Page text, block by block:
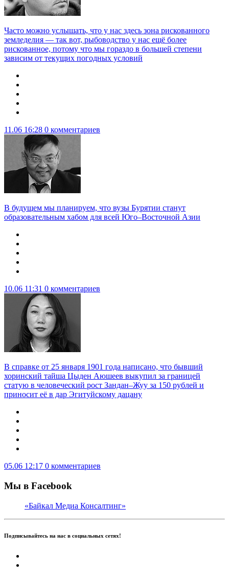
Часто можно услышать, что у нас здесь зона рискованного
земледелия — так вот, рыбоводство у нас ещё более
рискованное, потому что мы гораздо в большей степени
зависим от текущих погодных условий
11.06 16:28 0 комментариев
В будущем мы планируем, что вузы Бурятии станут
образовательным хабом для всей Юго–Восточной Азии
10.06 11:31 0 комментариев
В справке от 25 января 1901 года написано, что бывший
хоринский тайша Цыден Аюшеев выкупил за границей
статую в человеческий рост Зандан–Жуу за 150 рублей и
приносит её в дар Эгитуйскому дацану
05.06 12:17 0 комментариев
Мы в Facebook
«Байкал Медиа Консалтинг»
Подписывайтесь на нас в социальных сетях!